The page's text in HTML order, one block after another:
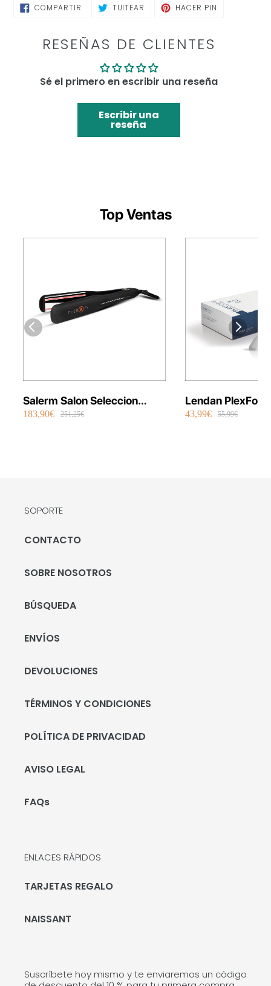
COMPARTIR COMPARTIRTUITEAR TUITEARHACER PIN
RESEÑAS DE CLIENTES
Sé el primero en escribir una reseña
Escribir una
reseña
Top Ventas
Salerm Salon Seleccion
Plancha Infrarrojos Therapy
183,90€ 251,25€
Lendan
Repair Shot
43,99€ 55,99€
SOPORTE
CONTACTO
SOBRE NOSOTROS
BÚSQUEDA
ENVÍOS
DEVOLUCIONES
TÉRMINOS Y CONDICIONES
POLÍTICA DE PRIVACIDAD
AVISO LEGAL
FAQs
ENLACES RÁPIDOS
TARJETAS REGALO
NAISSANT
Suscríbete hoy mismo y te enviaremos un código